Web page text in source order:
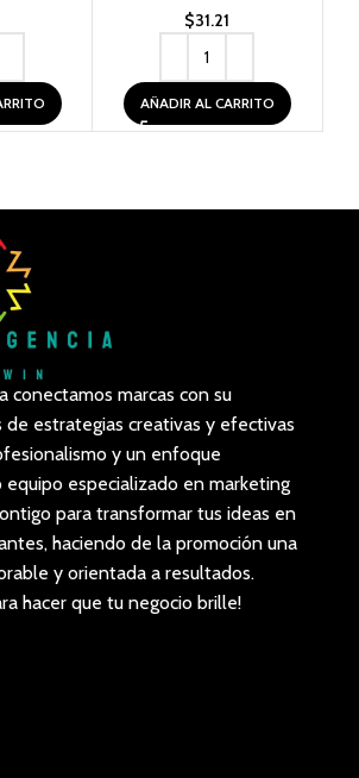
$31.21
AÑADIR AL CARRITO
conectamos marcas con su
de estrategias creativas y efectivas
y un enfoque
especializado en marketing
para transformar tus ideas en
haciendo de la promoción una
y orientada a resultados.
hacer que tu negocio brille!